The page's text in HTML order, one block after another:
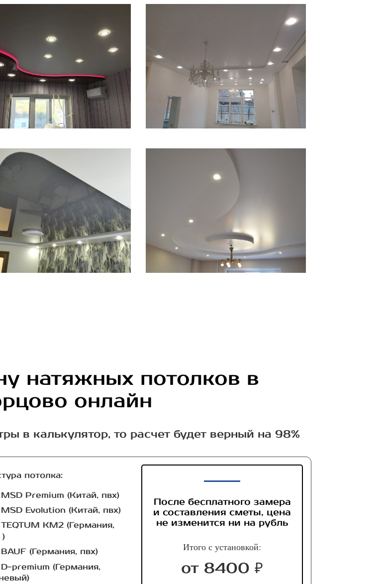
натяжных потолков в
онлайн
в калькулятор, то расчет будет верный на 98%
потолка:
MSD Premium (Китай, пвх)
MSD Evolution (Китай, пвх)
TEQTUM КМ2 (Германия,
)
BAUF (Германия, пвх)
D-premium (Германия,
После бесплатного замера
и составления сметы, цена
не изменится ни на рубль
Итого с установкой:
от 8400 ₽